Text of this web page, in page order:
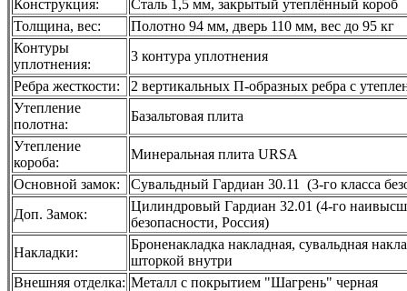
Конструкция:
Сталь 1,5 мм, закрытый утеплённый короб
Толщина, вес:
Полотно 94 мм, дверь 110 мм, вес до 95 кг
Контуры
уплотнения:
3 контура уплотнения
Ребра жесткости:
2 вертикальных П-образных ребра с
Утепление
полотна:
Базальтовая плита
Утепление
короба:
Минеральная плита URSA
Основной замок:
Сувальдный Гардиан 30.11 (3-го класса
Доп. Замок:
Цилиндровый Гардиан 32.01 (4-го
безопасности, Россия)
Накладки:
Броненакладка накладная, сувальдная
шторкой внутри
Внешняя отделка: Металл с покрытием "Шагрень" черная